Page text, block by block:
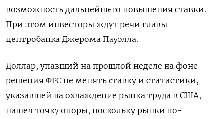
возможность дальнейшего повышения ставки.
При этом инвесторы ждут речи главы
центробанка Джерома Пауэлла.
Доллар, упавший на прошлой неделе на фоне
решения ФРС не менять ставку и статистики,
указавшей на охлаждение рынка труда в США,
нашел точку опоры, поскольку рынки по-